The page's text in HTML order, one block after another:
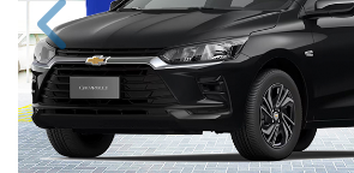
Previous